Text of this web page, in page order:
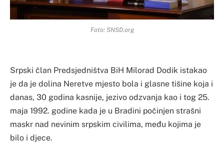
Foto: SNSD.org
Srpski član Predsjedništva BiH Milorad Dodik istakao
je da je dolina Neretve mjesto bola i glasne tišine koja i
danas, 30 godina kasnije, jezivo odzvanja kao i tog 25.
maja 1992. godine kada je u Bradini počinjen strašni
maskr nad nevinim srpskim civilima, među kojima je
bilo i djece.